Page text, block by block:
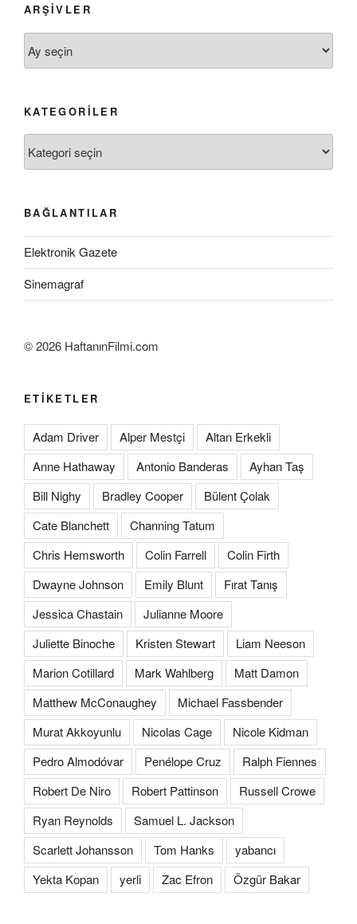
ARŞIVLER
KATEGORILER
BAĞLANTILAR
Elektronik Gazete
Sinemagraf
©2026 HaftanınFilmi.com
ETIKETLER
Adam Driver Alper Mestçi
Altan Erkekli
Anne Hathaway
Antonio Banderas
Ayhan Taş
Bill Nighy
Bradley Cooper
Bülent Çolak
Cate Blanchett
Channing Tatum
Chris Hemsworth
Colin Farrell
Colin Firth
Dwayne Johnson
Emily Blunt
Fırat Tanış
Jessica Chastain
Julianne Moore
Juliette Binoche
Kristen Stewart
Liam Neeson
Marion Cotillard
Mark Wahlberg
Matt Damon
Matthew McConaughey
Michael Fassbender
Murat Akkoyunlu
Nicolas Cage
Nicole Kidman
Pedro Almodóvar
Penélope Cruz
Ralph Fiennes
Robert De Niro
Robert Pattinson
Russell Crowe
Ryan Reynolds
Samuel L. Jackson
Scarlett Johansson
Tom Hanks
yabancı
Yekta Kopan
yerli Zac Efron Özgür Bakar